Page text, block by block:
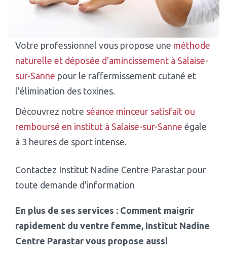
Votre professionnel vous propose une méthode
naturelle et déposée d'amincissement à Salaise-
sur-Sanne pour le raffermissement cutané et
l'élimination des toxines.
Découvrez notre séance minceur satisfait ou
remboursé en institut à Salaise-sur-Sanne égale
à 3 heures de sport intense.
Contactez Institut Nadine Centre Parastar pour
toute demande d'information
En plus de ses services : Comment maigrir
rapidement du ventre femme, Institut Nadine
Centre Parastar vous propose aussi